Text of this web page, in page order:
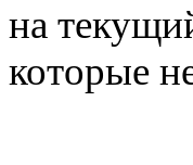
на
которые